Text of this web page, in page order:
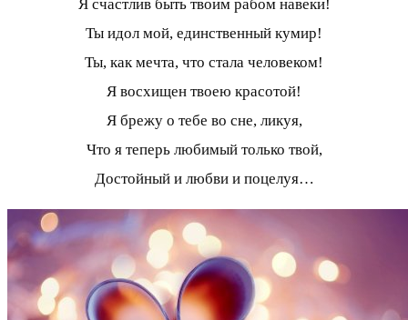
Я счастлив быть твоим рабом навеки!
Ты идол мой, единственный кумир!
Ты, как мечта, что стала человеком!
Я восхищен твоею красотой!
Я брежу о тебе во сне, ликуя,
Что я теперь любимый только твой,
Достойный и любви и поцелуя…